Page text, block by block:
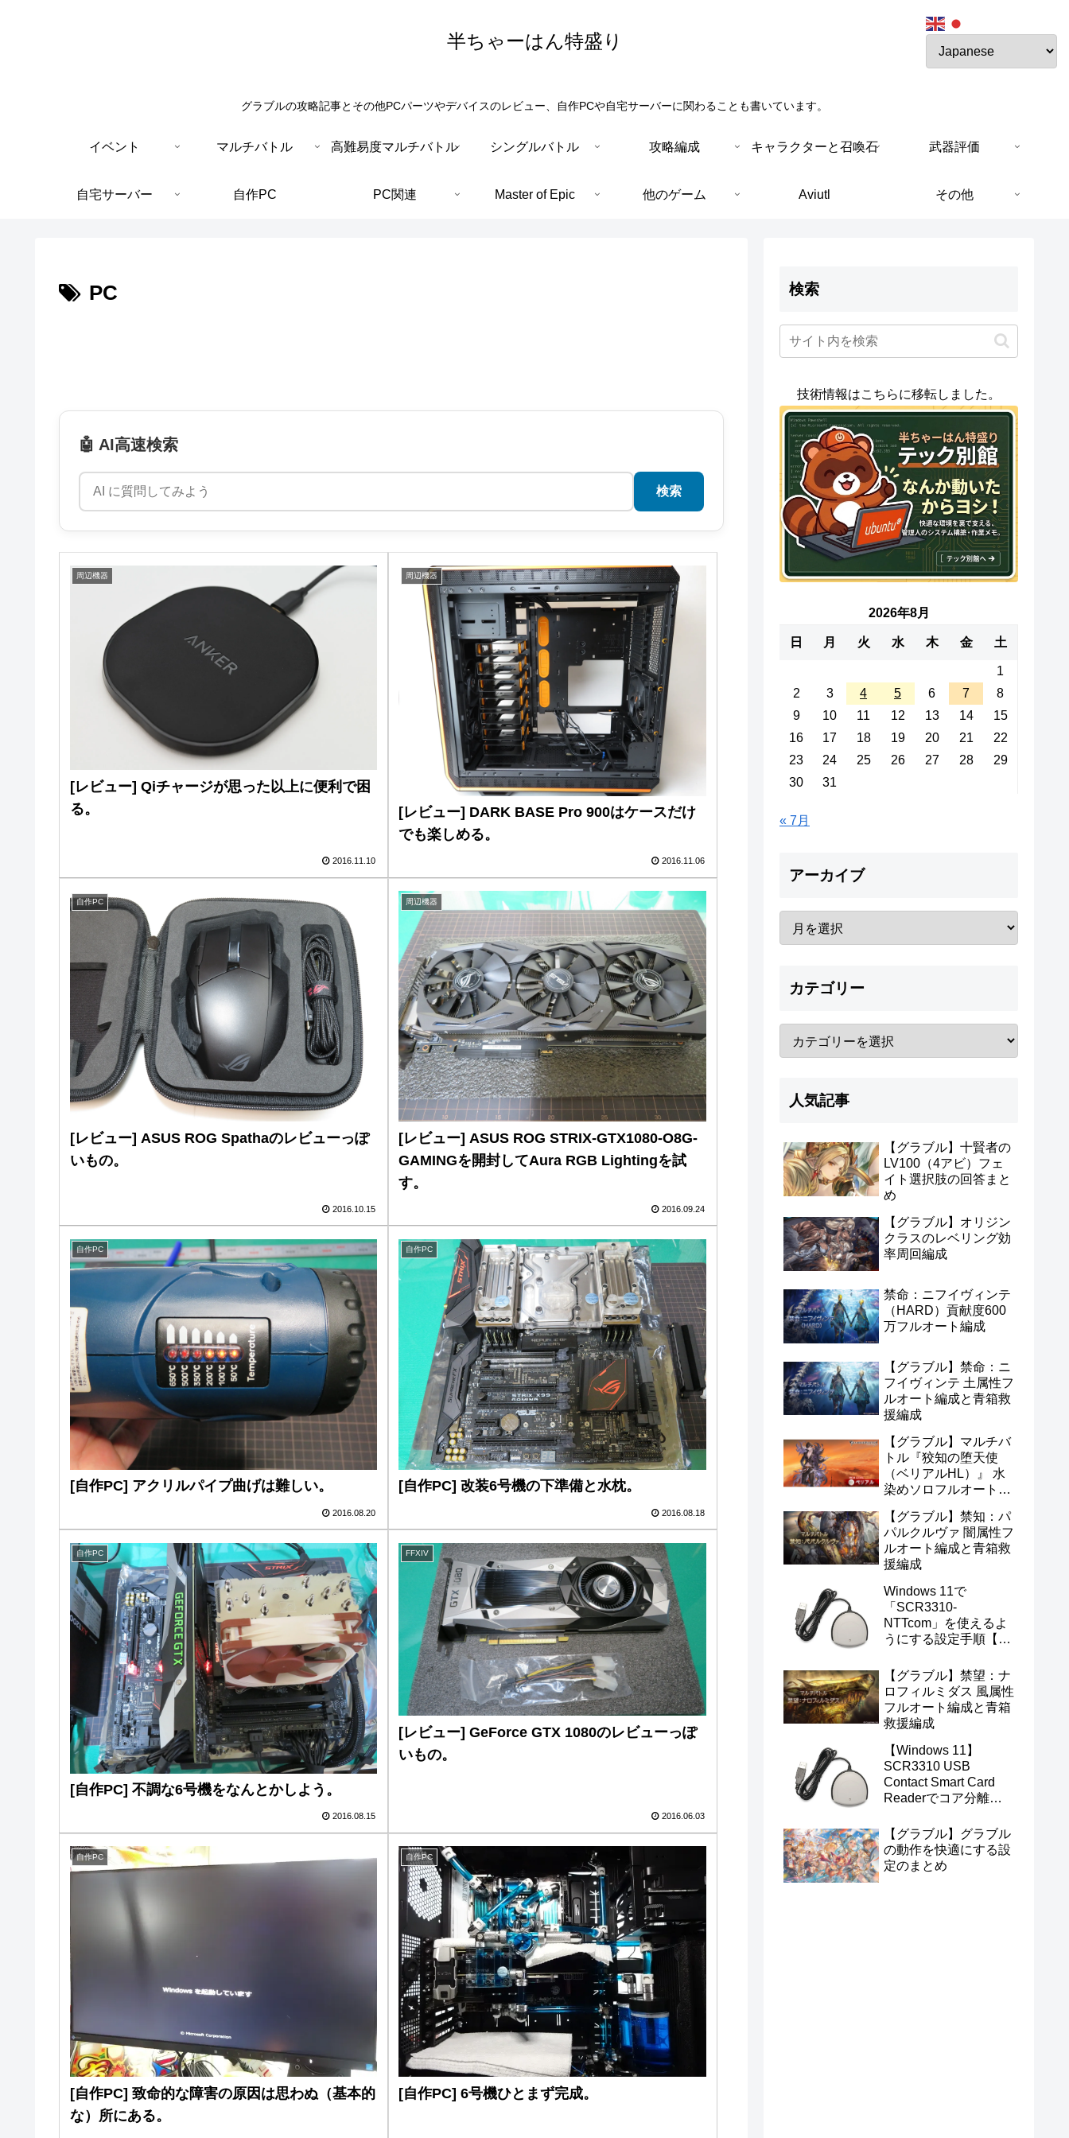
半ちゃーはん特盛り
グラブルの攻略記事とその他PCパーツやデバイスのレビュー、自作PCや自宅サーバーに関わることも書いています。
イベント マルチバトル 高難易度マルチバトル シングルバトル 攻略編成 キャラクターと召喚石 武器評価
自宅サーバー 自作PC PC関連 Master of Epic 他のゲーム Aviutl その他
PC
🤖 AI高速検索
検索
周辺機器
[レビュー] Qiチャージが思った以上に便利で困
る。
2016.11.10
周辺機器
[レビュー] DARK BASE Pro 900はケースだけ
でも楽しめる。
2016.11.06
自作PC
[レビュー] ASUS ROG Spathaのレビューっぽ
いもの。
2016.10.15
周辺機器
[レビュー] ASUS ROG STRIX-GTX1080-O8G-
GAMINGを開封してAura RGB Lightingを試
す。
2016.09.24
自作PC
[自作PC] アクリルパイプ曲げは難しい。
2016.08.20
自作PC
[自作PC] 改装6号機の下準備と水枕。
2016.08.18
自作PC
[自作PC] 不調な6号機をなんとかしよう。
2016.08.15
FFXIV
[レビュー] GeForce GTX 1080のレビューっぽ
いもの。
2016.06.03
自作PC
[自作PC] 致命的な障害の原因は思わぬ（基本的
な）所にある。
自作PC
[自作PC] 6号機ひとまず完成。
検索
技術情報はこちらに移転しました。
2026年8月
日 月 火 水 木 金 土
1
2
3 4 5 6 7
8
9
10 11 12 13 14
15
16
17 18 19 20 21
22
23
24 25 26 27 28
29
30
31
« 7月
アーカイブ
カテゴリー
人気記事
【グラブル】十賢者の
LV100（4アビ）フェ
イト選択肢の回答まと
め
【グラブル】オリジン
クラスのレベリング効
率周回編成
禁命：ニフイヴィンテ
（HARD）貢献度600
万フルオート編成
【グラブル】禁命：ニ
フイヴィンテ 土属性フ
ルオート編成と青箱救
援編成
【グラブル】マルチバ
トル『狡知の堕天使
（ベリアルHL）』 水
染めソロフルオート編
【グラブル】禁知：パ
パルクルヴァ 闇属性フ
ルオート編成と青箱救
援編成
Windows 11で
「SCR3310-
NTTcom」を使えるよ
うにする設定手順【マ
応】
【グラブル】禁望：ナ
ロフィルミダス 風属性
フルオート編成と青箱
救援編成
【Windows 11】
SCR3310 USB
Contact Smart Card
Readerでコア分離を
【グラブル】グラブル
の動作を快適にする設
定のまとめ